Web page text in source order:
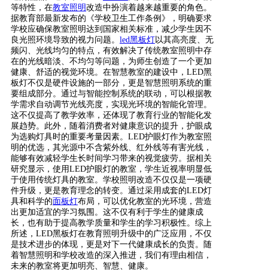
等特性，在教室照明改造中扮演着越来越重要的角色。
据教育部最新发布的《学校卫生工作条例》，明确要求
学校应确保教室照明达到国家相关标准，减少学生因不
良光照环境导致的视力问题。 led黑板灯以其高亮度、无
频闪、光线均匀的特点，有效解决了传统教室照明中存
在的光线暗淡、不均匀等问题，为师生创造了一个更加
健康、舒适的视觉环境。在智慧教室的建设中，LED黑
板灯不仅是硬件设施的一部分，更是智慧照明系统的重
要组成部分。通过与智能控制系统的联动，可以根据教
学需求自动调节光线亮度，实现光环境的智能化管理。
这不仅提高了教学效率，还体现了教育行业的智能化发
展趋势。此外，随着消费者对健康意识的提升，护眼成
为选购灯具时的重要考量因素。LED护眼灯作为教室照
明的优选，其光源中不含紫外线、红外线等有害光线，
能够有效减轻学生长时间学习带来的视觉疲劳。据相关
研究显示，使用LED护眼灯的教室，学生近视率明显低
于使用传统灯具的教室。学校照明改造不仅仅是一项硬
件升级，更是教育理念的转变。通过采用成套的LED灯
具和科学的面板灯布局，可以优化教室的光环境，营造
出更加适宜的学习氛围。这不仅有利于学生的健康成
长，也有助于提高教学质量和学生的学习积极性。综上
所述，LED黑板灯在教育照明升级中的广泛应用，不仅
是技术进步的体现，更是对下一代健康成长的负责。随
着智慧照明和学校改造的深入推进，我们有理由相信，
未来的教室将更加明亮、智慧、健康。